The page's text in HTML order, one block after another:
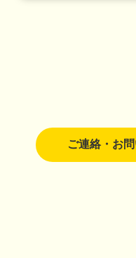
ご連絡・お